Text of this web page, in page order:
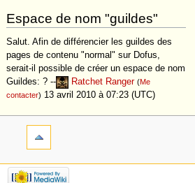
à
la
navigation
à
la
recherche
Espace de nom "guildes"
Salut. Afin de différencier les guildes des
pages de contenu "normal" sur Dofus,
serait-il possible de créer un espace de nom
Guildes: ? --
Ratchet Ranger (Me
contacter) 13 avril 2010 à 07:23 (UTC)